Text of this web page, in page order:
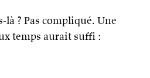
là ? Pas compliqué. Une
temps aurait suffi :